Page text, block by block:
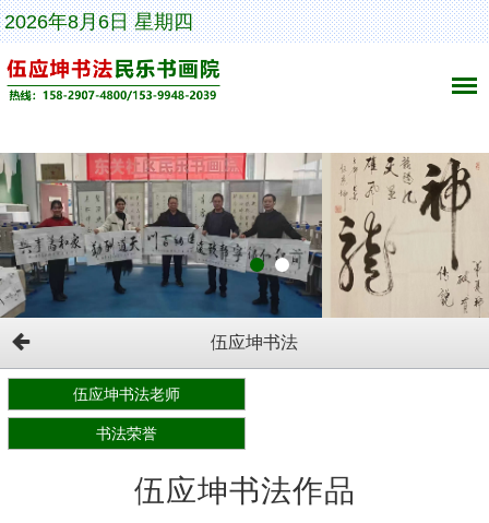
2026年8月6日 星期四
伍应坤书法
伍应坤书法老师
书法荣誉
伍应坤书法作品